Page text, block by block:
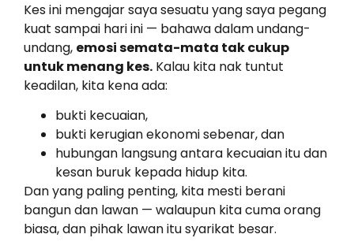
Kes ini mengajar saya sesuatu yang saya pegang
kuat sampai hari ini — bahawa dalam undang-
undang, emosi semata-mata tak cukup
untuk menang kes. Kalau kita nak tuntut
keadilan, kita kena ada:
bukti kecuaian,
bukti kerugian ekonomi sebenar, dan
hubungan langsung antara kecuaian itu dan
kesan buruk kepada hidup kita.
Dan yang paling penting, kita mesti berani
bangun dan lawan — walaupun kita cuma orang
biasa, dan pihak lawan itu syarikat besar.